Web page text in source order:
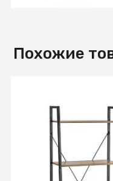
Похожие
10 450 ₽
Стеллаж NARVIK
сонома/черный)
В КОРЗИНУ